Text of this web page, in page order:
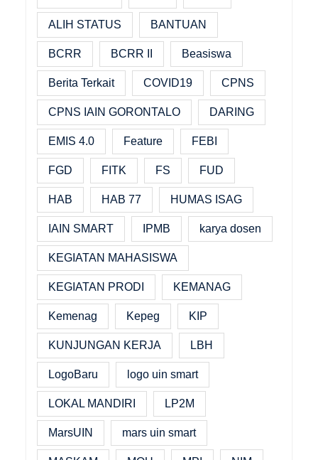
ALIH STATUS BANTUAN
BCRR BCRR II Beasiswa
Berita Terkait COVID19 CPNS
CPNS IAIN GORONTALO DARING
EMIS 4.0 Feature FEBI
FGD FITK FS FUD
HAB HAB 77 HUMAS ISAG
IAIN SMART IPMB karya dosen
KEGIATAN MAHASISWA
KEGIATAN PRODI KEMANAG
Kemenag Kepeg KIP
KUNJUNGAN KERJA LBH
LogoBaru logo uin smart
LOKAL MANDIRI LP2M
MarsUIN mars uin smart